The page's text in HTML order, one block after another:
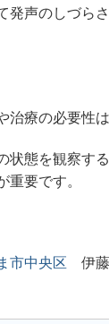
声のしづら
療の必要性は
態を観察す
要です。
市中央区 伊藤